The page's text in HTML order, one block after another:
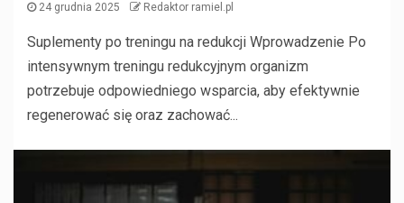
24 grudnia 2025 Redaktor ramiel.pl
Suplementy po treningu na redukcji Wprowadzenie Po
intensywnym treningu redukcyjnym organizm
potrzebuje odpowiedniego wsparcia, aby efektywnie
regenerować się oraz zachować...